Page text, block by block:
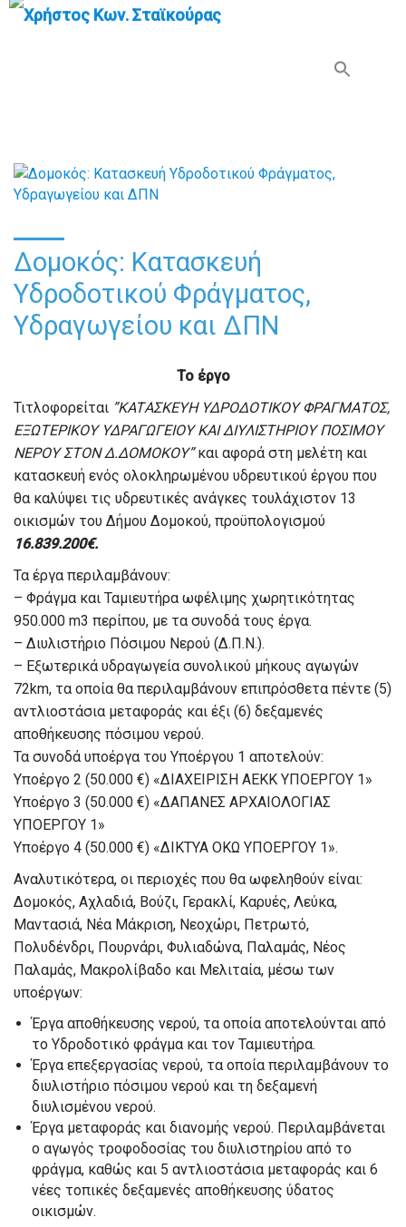
Δομοκός: Κατασκευή
Υδροδοτικού Φράγματος,
Υδραγωγείου και ΔΠΝ
Το έργο
Τιτλοφορείται ”KATΑΣΚΕΥΗ ΥΔΡΟΔΟΤΙΚΟΥ ΦΡΑΓΜΑΤΟΣ,
ΕΞΩΤΕΡΙΚΟΥ ΥΔΡΑΓΩΓΕΙΟΥ ΚΑΙ ΔΙΥΛΙΣΤΗΡΙΟΥ ΠΟΣΙΜΟΥ
ΝΕΡΟΥ ΣΤΟΝ Δ.ΔΟΜΟΚΟΥ”και αφορά στη μελέτη και
κατασκευή ενός ολοκληρωμένου υδρευτικού έργου που
θα καλύψει τις υδρευτικές ανάγκες τουλάχιστον 13
οικισμών του Δήμου Δομοκού, προϋπολογισμού
16.839.200€.
Τα έργα περιλαμβάνουν:
– Φράγμα και Ταμιευτήρα ωφέλιμης χωρητικότητας
950.000 m3 περίπου, με τα συνοδά τους έργα.
– Διυλιστήριο Πόσιμου Νερού (Δ.Π.Ν.).
– Εξωτερικά υδραγωγεία συνολικού μήκους αγωγών
72km, τα οποία θα περιλαμβάνουν επιπρόσθετα πέντε (5)
αντλιοστάσια μεταφοράς και έξι (6) δεξαμενές
αποθήκευσης πόσιμου νερού.
Τα συνοδά υποέργα του Υποέργου 1 αποτελούν:
Υποέργο 2 (50.000 €) «ΔΙΑΧΕΙΡΙΣΗ ΑΕΚΚ ΥΠΟΕΡΓΟΥ 1»
Υποέργο 3 (50.000 €) «ΔΑΠΑΝΕΣ ΑΡΧΑΙΟΛΟΓΙΑΣ
ΥΠΟΕΡΓΟΥ 1»
Υποέργο 4 (50.000 €) «ΔΙΚΤΥΑ ΟΚΩ ΥΠΟΕΡΓΟΥ 1».
Αναλυτικότερα, οι περιοχές που θα ωφεληθούν είναι:
Δομοκός, Αχλαδιά, Βούζι, Γερακλί, Καρυές, Λεύκα,
Μαντασιά, Νέα Μάκριση, Νεοχώρι, Πετρωτό,
Πολυδένδρι, Πουρνάρι, Φυλιαδώνα, Παλαμάς, Νέος
Παλαμάς, Μακρολίβαδο και Μελιταία, μέσω των
υποέργων:
Έργα αποθήκευσης νερού, τα οποία αποτελούνται από
το Υδροδοτικό φράγμα και τον Ταμιευτήρα.
Έργα επεξεργασίας νερού, τα οποία περιλαμβάνουν το
διυλιστήριο πόσιμου νερού και τη δεξαμενή
διυλισμένου νερού.
Έργα μεταφοράς και διανομής νερού. Περιλαμβάνεται
ο αγωγός τροφοδοσίας του διυλιστηρίου από το
φράγμα, καθώς και 5 αντλιοστάσια μεταφοράς και 6
νέες τοπικές δεξαμενές αποθήκευσης ύδατος
οικισμών.